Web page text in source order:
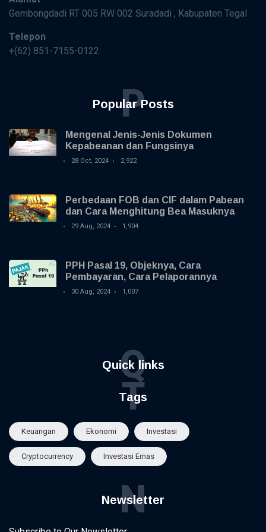
Gembongdadi RT 005 RW 002 Suradadi , Kabupaten Tegal
Telepon
+(62) 851-7155-0122
Popular Posts
P
Mengenal Jenis-Jenis Dokumen
Kepabeanan dan Fungsinya
28 Oct, 2024 2,922
Perbedaan FOB dan CIF dalam Pabean
dan Cara Menghitung Bea Masuknya
29 Aug, 2024 1,904
PPH Pasal 19, Objeknya, Cara
Pembayaran, Cara Pelaporannya
30 Aug, 2024 1,007
Quick links
Q
Tags
T
Keuangan Ekonomi Investasi
Cryptocurrency Investasi Emas
Newsletter
N